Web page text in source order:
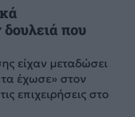
που
είχαν μεταδώσει
έχωσε» στον
επιχειρήσεις στο